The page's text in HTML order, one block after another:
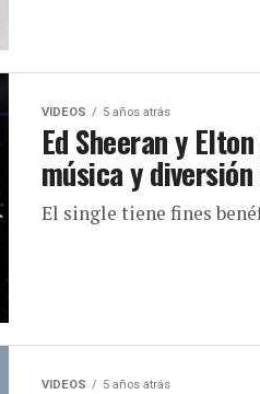
VIDEOS 5 años atrás
Ed Sheeran y
música y
El single tiene fines
VIDEOS 5 años atrás